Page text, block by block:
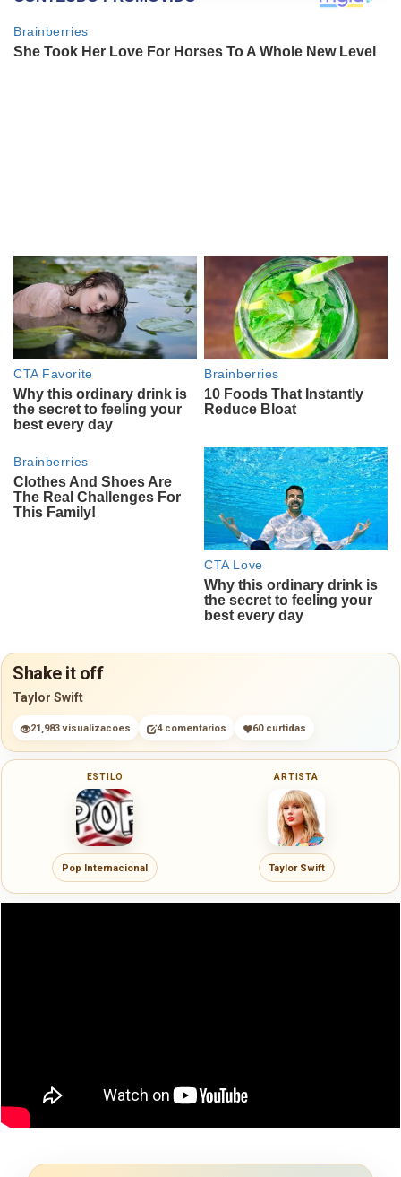
Shake it off
Taylor Swift
21,983 visualizacoes 4 comentarios 60 curtidas
ESTILO
Pop Internacional
ARTISTA
Taylor Swift